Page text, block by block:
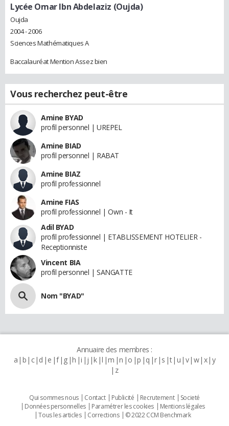
Lycée Omar Ibn Abdelaziz (Oujda)
Oujda
2004 - 2006
Sciences Mathématiques A
Baccalauréat Mention Assez bien
Vous recherchez peut-être
Amine BYAD
profil personnel | UREPEL
Amine BIAD
profil personnel | RABAT
Amine BIAZ
profil professionnel
Amine FIAS
profil professionnel | Own - It
Adil BYAD
profil professionnel | ETABLISSEMENT HOTELIER -
Receptionniste
Vincent BIA
profil personnel | SANGATTE
Nom "BYAD"
Annuaire des membres :
a b c d e f g h i j k l m n o p q r s t u v w x y
z
Qui sommes nous Contact Publicité Recrutement
Societé
Données personnelles
Paramétrer les cookies
Mentions légales
Tous les articles
Corrections © 2022 CCM Benchmark